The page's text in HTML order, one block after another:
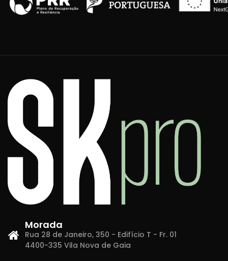
Morada
Rua 28 de Janeiro, 350 - Edifício T - Fr. 01
4400-335 Vila Nova de Gaia